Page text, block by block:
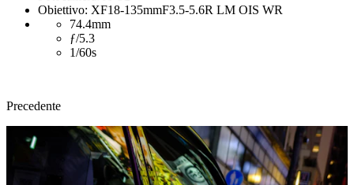
Obiettivo: XF18-135mmF3.5-5.6R LM OIS WR
74.4mm
ƒ/5.3
1/60s
Precedente